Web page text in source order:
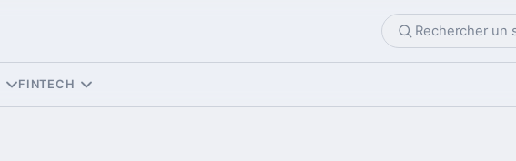
FINTECH